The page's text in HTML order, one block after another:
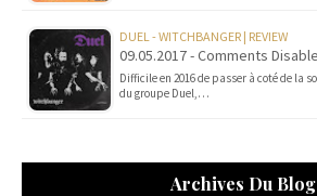
DUEL - WITCHBANGER | REVIEW
09.05.2017 - Comments
Difficile en 2016 de passer à coté de la
du groupe Duel,…
Archives Du Blog